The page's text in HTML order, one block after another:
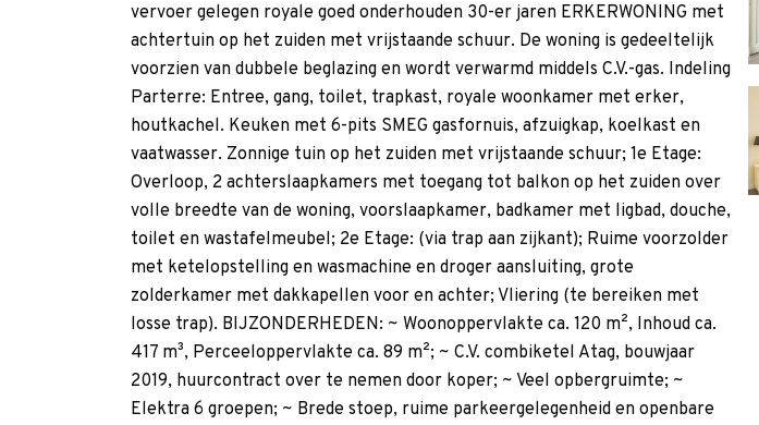
vervoer gelegen royale goed onderhouden 30-er jaren ERKERWONING met
achtertuin op het zuiden met vrijstaande schuur. De woning is gedeeltelijk
voorzien van dubbele beglazing en wordt verwarmd middels C.V.-gas. Indeling
Parterre: Entree, gang, toilet, trapkast, royale woonkamer met erker,
houtkachel. Keuken met 6-pits SMEG gasfornuis, afzuigkap, koelkast en
vaatwasser. Zonnige tuin op het zuiden met vrijstaande schuur; 1e Etage:
Overloop, 2 achterslaapkamers met toegang tot balkon op het zuiden over
volle breedte van de woning, voorslaapkamer, badkamer met ligbad, douche,
toilet en wastafelmeubel; 2e Etage: (via trap aan zijkant); Ruime voorzolder
met ketelopstelling en wasmachine en droger aansluiting, grote
zolderkamer met dakkapellen voor en achter; Vliering (te bereiken met
losse trap). BIJZONDERHEDEN: ~ Woonoppervlakte ca. 120 m², Inhoud ca.
417 m³, Perceeloppervlakte ca. 89 m²; ~ C.V. combiketel Atag, bouwjaar
2019, huurcontract over te nemen door koper; ~ Veel opbergruimte; ~
Elektra 6 groepen; ~ Brede stoep, ruime parkeergelegenheid en openbare